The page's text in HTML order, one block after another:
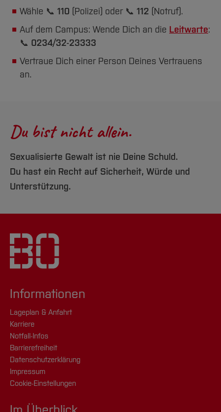
Wähle 📞 110 (Polizei) oder 📞 112 (Notruf).
Auf dem Campus: Wende Dich an die Leitwarte:
📞 0234/32-23333
Vertraue Dich einer Person Deines Vertrauens
an.
Du bist nicht allein.
Sexualisierte Gewalt ist nie Deine Schuld.
Du hast ein Recht auf Sicherheit, Würde und
Unterstützung.
Informationen
Lageplan & Anfahrt
Karriere
Notfall-Infos
Barrierefreiheit
Datenschutzerklärung
Impressum
Cookie-Einstellungen